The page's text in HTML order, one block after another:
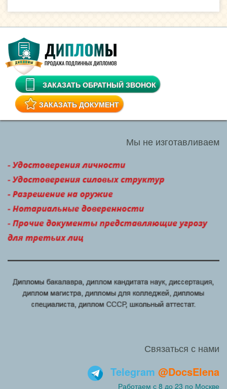
ЗАКАЗАТЬ ОБРАТНЫЙ ЗВОНОК
ЗАКАЗАТЬ ДОКУМЕНТ
Мы не изготавливаем
Связаться с нами
Telegram @DocsElena
Работаем с 8 до 23 по Москве